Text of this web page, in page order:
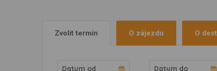
Zvolit termín O zájezdu O